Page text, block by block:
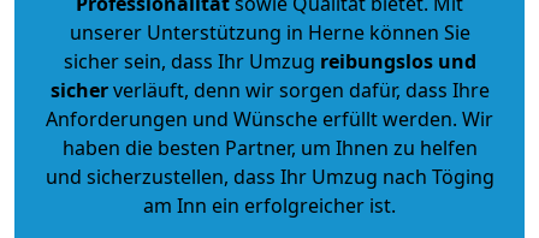
unserer Unterstützung in Herne können Sie
sicher sein, dass Ihr Umzug reibungslos und
sicherverläuft, denn wir sorgen dafür, dass Ihre
Anforderungen und Wünsche erfüllt werden. Wir
haben die besten Partner, um Ihnen zu helfen
und sicherzustellen, dass Ihr Umzug nach Töging
am Inn ein erfolgreicher ist.